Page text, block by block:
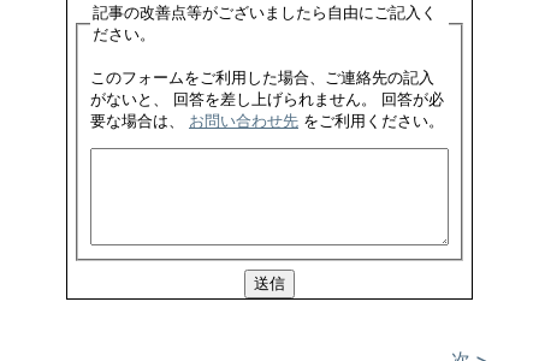
記事の改善点等がございましたら自由にご記入く
ださい。
このフォームをご利用した場合、ご連絡先の記入
がないと、 回答を差し上げられません。 回答が必
要な場合は、 お問い合わせ先 をご利用ください。